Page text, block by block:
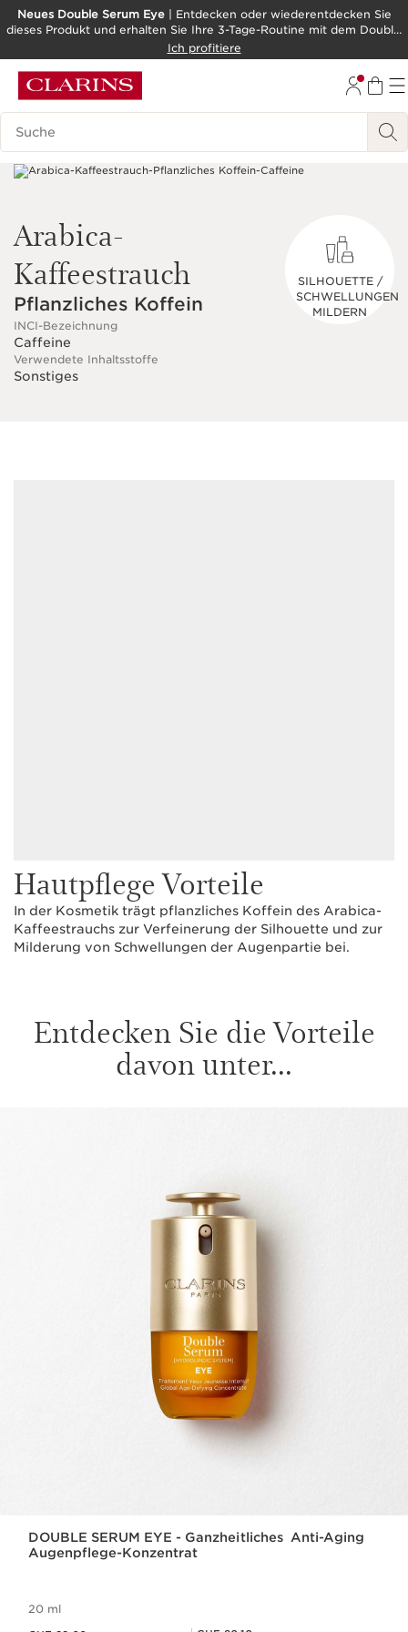
WEITER ZUM INHALT
BARRIEREFREIHEITSWERKZEUG
Neues Double Serum Eye| Entdecken oder wiederentdecken Sie
dieses Produkt und erhalten Sie Ihre 3-Tage-Routine mit dem Double
Serum als Geschenk!
Ich profitiere
Legende suchen
Arabica-
Kaffeestrauch
Pflanzliches Koffein
INCI-Bezeichnung
Caffeine
Verwendete Inhaltsstoffe
Sonstiges
SILHOUETTE /
SCHWELLUNGEN
MILDERN
Hautpflege Vorteile
In der Kosmetik trägt pflanzliches Koffein des Arabica-
Kaffeestrauchs zur Verfeinerung der Silhouette und zur
Milderung von Schwellungen der Augenpartie bei.
Entdecken Sie die Vorteile
davon unter...
DOUBLE SERUM EYE - Ganzheitliches Anti-Aging
Augenpflege-Konzentrat
20 ml